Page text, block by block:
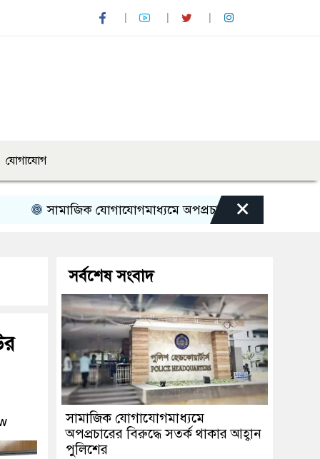
যোগাযোগ
যোগাযোগমাধ্যমে অপপ্রচারের বিরুদ্ধে সতর্ক থাকার আহ্বান
×
সর্বশেষ সংবাদ
সামাজিক যোগাযোগমাধ্যমে
অপপ্রচারের বিরুদ্ধে সতর্ক থাকার আহ্বান
পুলিশের